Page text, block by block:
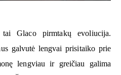
Glaco pirmtakų evoliucija.
galvutė lengvai prisitaiko prie
lengviau ir greičiau galima